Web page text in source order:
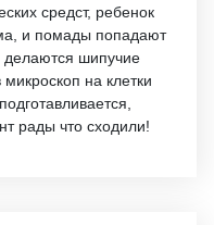
средст, ребенок
и помады попадают
делаются шипучие
на клетки
рады что сходили!